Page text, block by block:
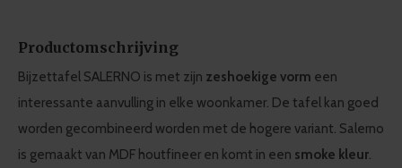
Productomschrijving
Bijzettafel SALERNO is met zijn zeshoekige vorm een
interessante aanvulling in elke woonkamer. De tafel kan goed
worden gecombineerd worden met de hogere variant. Salerno
is gemaakt van MDF houtfineer en komt in een smoke kleur.